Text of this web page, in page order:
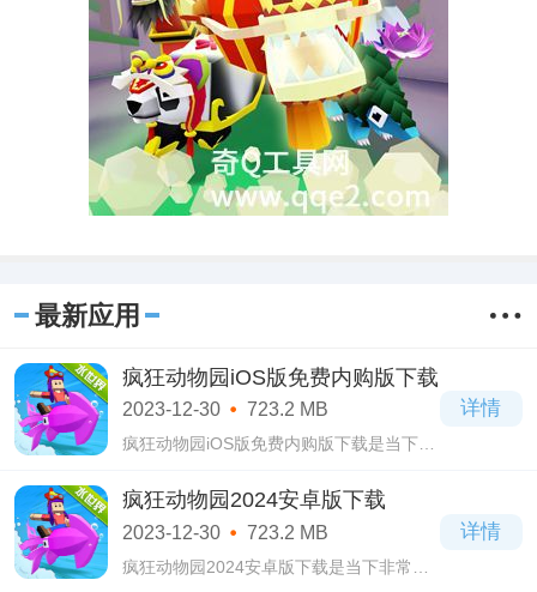
最新应用
疯狂动物园iOS版免费内购版下载
2023-12-30 723.2 MB
疯狂动物园iOS版免费内购版下载是当下十
玩法的手游，在疯狂动物园iOS版免费内购
版下载游戏当中你需要骑乘着动物来进行
跑酷游
详情
疯狂动物园2024安卓版下载
2023-12-30 723.2 MB
疯狂动物园2024安卓版下载是当下非常受
详情